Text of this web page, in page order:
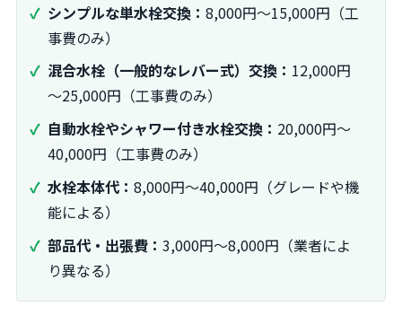
シンプルな単水栓交換： 8,000円～15,000円（工
事費のみ）
混合水栓（一般的なレバー式）交換： 12,000円
～25,000円（工事費のみ）
自動水栓やシャワー付き水栓交換： 20,000円～
40,000円（工事費のみ）
水栓本体代： 8,000円～40,000円（グレードや機
能による）
部品代・出張費： 3,000円～8,000円（業者によ
り異なる）